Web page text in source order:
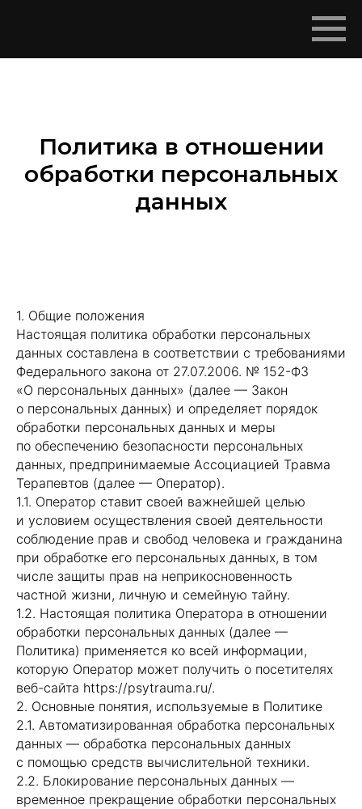
Политика в отношении
обработки персональных
данных
1. Общие положения
Настоящая политика обработки персональных
данных составлена в соответствии с требованиями
Федерального закона от 27.07.2006. № 152-ФЗ
«О персональных данных» (далее — Закон
о персональных данных) и определяет порядок
обработки персональных данных и меры
по обеспечению безопасности персональных
данных, предпринимаемые Ассоциацией Травма
Терапевтов (далее — Оператор).
1.1. Оператор ставит своей важнейшей целью
и условием осуществления своей деятельности
соблюдение прав и свобод человека и гражданина
при обработке его персональных данных, в том
числе защиты прав на неприкосновенность
частной жизни, личную и семейную тайну.
1.2. Настоящая политика Оператора в отношении
обработки персональных данных (далее —
Политика) применяется ко всей информации,
которую Оператор может получить о посетителях
веб-сайта https://psytrauma.ru/.
2. Основные понятия, используемые в Политике
2.1. Автоматизированная обработка персональных
данных — обработка персональных данных
с помощью средств вычислительной техники.
2.2. Блокирование персональных данных —
временное прекращение обработки персональных